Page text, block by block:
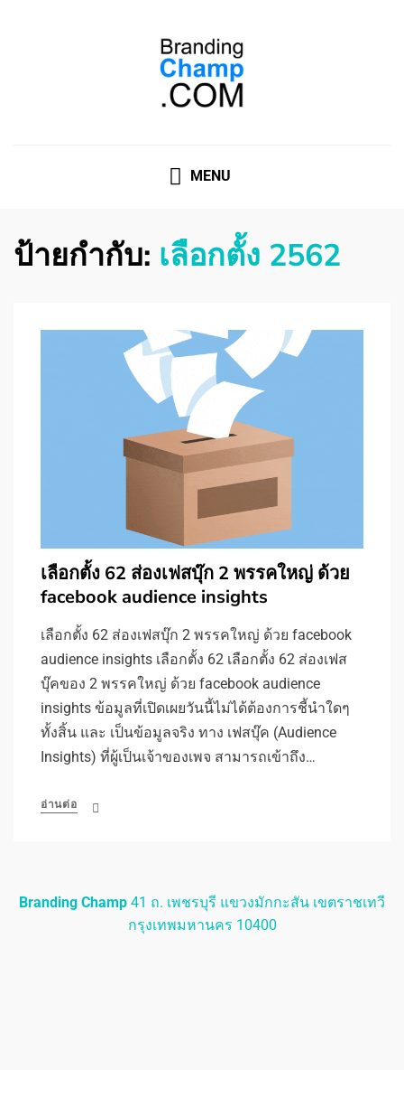
MENU
ป้ายกำกับ: เลือกตั้ง 2562
เลือกตั้ง 62 ส่องเฟสบุ๊ก 2 พรรคใหญ่ ด้วย
facebook audience insights
เลือกตั้ง 62 ส่องเฟสบุ๊ก 2 พรรคใหญ่ ด้วย facebook
audience insights เลือกตั้ง 62 เลือกตั้ง 62 ส่องเฟส
บุ๊คของ 2 พรรคใหญ่ ด้วย facebook audience
insights ข้อมูลที่เปิดเผยวันนี้ไม่ได้ต้องการชี้นำใดๆ
ทั้งสิ้น และ เป็นข้อมูลจริง ทาง เฟสบุ๊ค (Audience
Insights) ที่ผู้เป็นเจ้าของเพจ สามารถเข้าถึง…
อ่านต่อ
Branding Champ 41 ถ. เพชรบุรี แขวงมักกะสัน เขตราชเทวี
กรุงเทพมหานคร 10400